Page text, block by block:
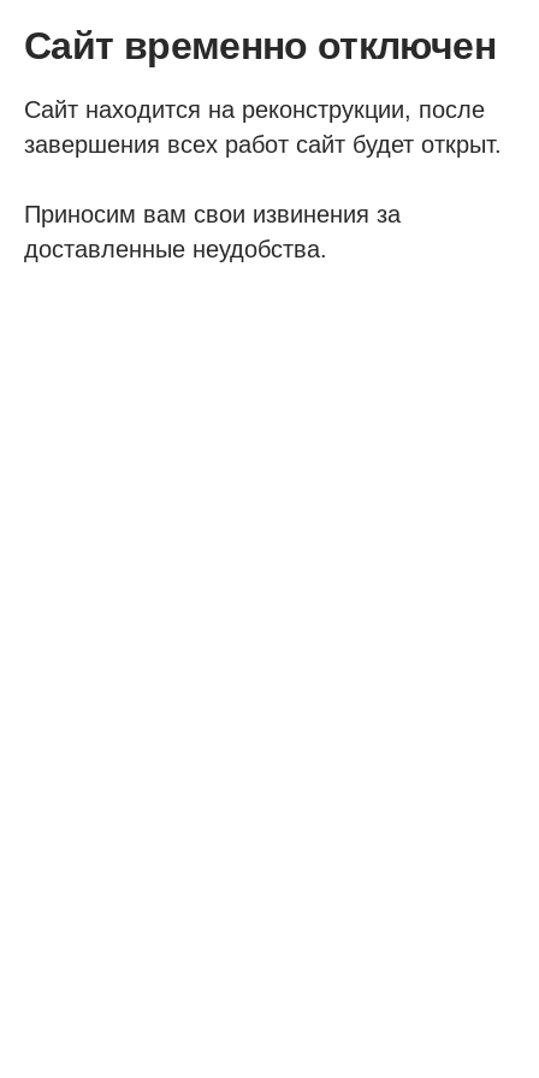
Сайт временно отключен
Сайт находится на реконструкции, после
завершения всех работ сайт будет открыт.
Приносим вам свои извинения за
доставленные неудобства.